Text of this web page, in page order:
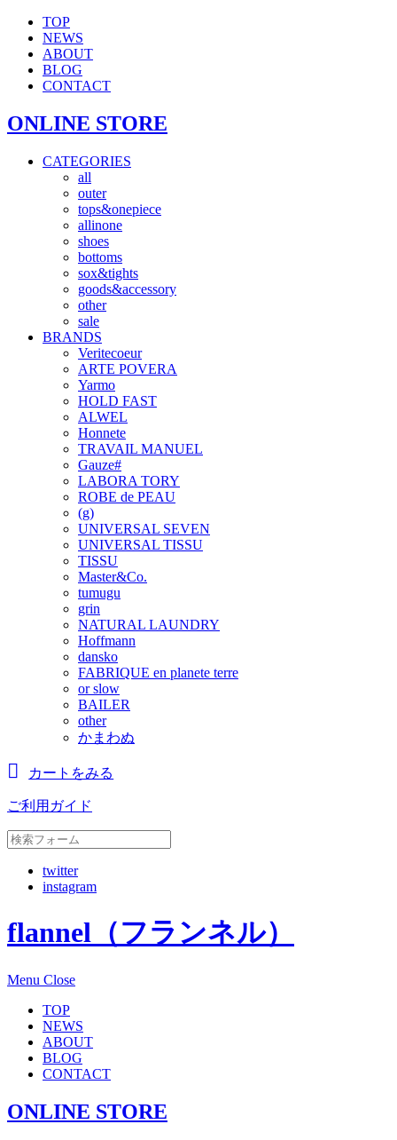
TOP
NEWS
ABOUT
BLOG
CONTACT
ONLINE STORE
CATEGORIES
all
outer
tops&onepiece
allinone
shoes
bottoms
sox&tights
goods&accessory
other
sale
BRANDS
Veritecoeur
ARTE POVERA
Yarmo
HOLD FAST
ALWEL
Honnete
TRAVAIL MANUEL
Gauze#
LABORA TORY
ROBE de PEAU
(g)
UNIVERSAL SEVEN
UNIVERSAL TISSU
TISSU
Master&Co.
tumugu
grin
NATURAL LAUNDRY
Hoffmann
dansko
FABRIQUE en planete terre
or slow
BAILER
other
かまわぬ
カートをみる
ご利用ガイド
twitter
instagram
flannel（フランネル）
Menu Close
TOP
NEWS
ABOUT
BLOG
CONTACT
ONLINE STORE